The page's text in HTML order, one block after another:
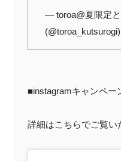
— toroa@夏限定
(@toroa_kutsurogi)
■instagramキャンペー
詳細はこちらでご覧い